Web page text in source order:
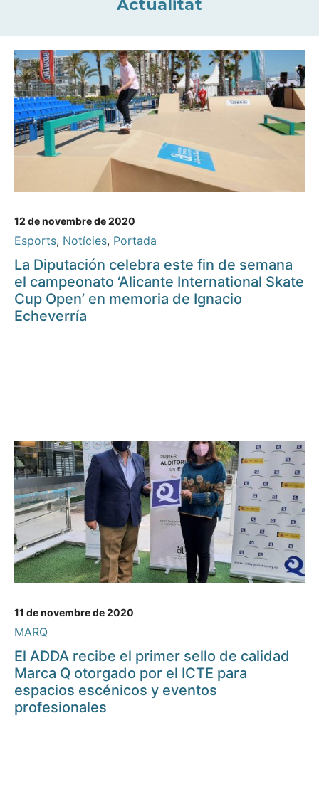
Actualitat
12 de novembre de 2020
Esports, Notícies, Portada
La Diputación celebra este fin de semana
el campeonato ‘Alicante International Skate
Cup Open’ en memoria de Ignacio
Echeverría
11 de novembre de 2020
MARQ
El ADDA recibe el primer sello de calidad
Marca Q otorgado por el ICTE para
espacios escénicos y eventos
profesionales